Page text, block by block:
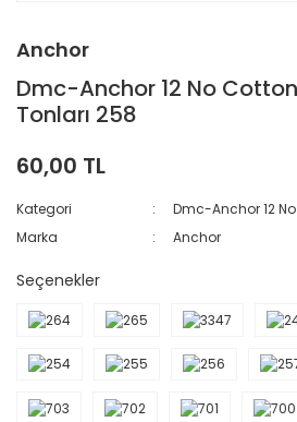
Anchor
Dmc-Anchor 12 No
Tonları 258
60,00 TL
Kategori
Dmc-Anchor 12
Marka
Anchor
Seçenekler